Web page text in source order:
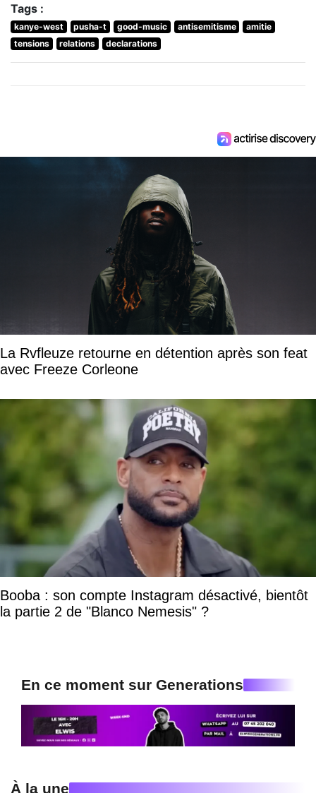
Tags :
kanye-west pusha-t good-music antisemitisme
amitie
tensions
relations declarations
La Rvfleuze retourne en détention après son feat
avec Freeze Corleone
Booba : son compte Instagram désactivé, bientôt
la partie 2 de "Blanco Nemesis" ?
En ce moment sur Generations
À la une